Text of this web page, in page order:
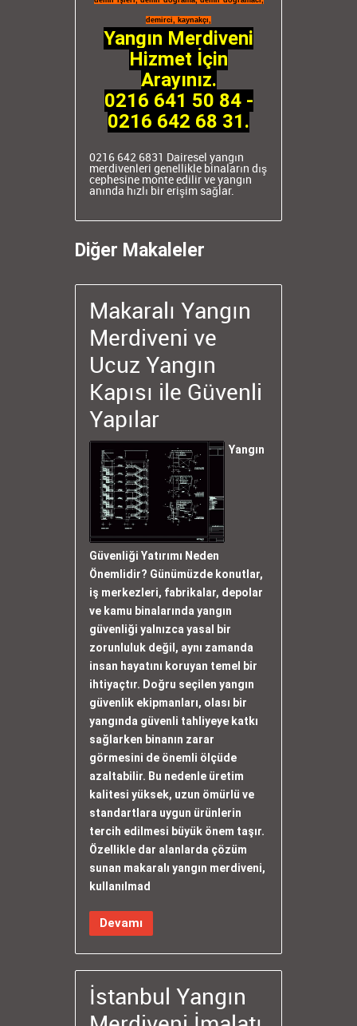
demirci, kaynakçı,
Yangın Merdiveni
Hizmet İçin
Arayınız.
0216 641 50 84 -
0216 642 68 31.
0216 642 6831 Dairesel yangın
merdivenleri genellikle binaların dış
cephesine monte edilir ve yangın
anında hızlı bir erişim sağlar.
Diğer Makaleler
Makaralı Yangın
Merdiveni ve
Ucuz Yangın
Kapısı ile Güvenli
Yapılar
Yangın
Güvenliği Yatırımı Neden
Önemlidir? Günümüzde konutlar,
iş merkezleri, fabrikalar, depolar
ve kamu binalarında yangın
güvenliği yalnızca yasal bir
zorunluluk değil, aynı zamanda
insan hayatını koruyan temel bir
ihtiyaçtır. Doğru seçilen yangın
güvenlik ekipmanları, olası bir
yangında güvenli tahliyeye katkı
sağlarken binanın zarar
görmesini de önemli ölçüde
azaltabilir. Bu nedenle üretim
kalitesi yüksek, uzun ömürlü ve
standartlara uygun ürünlerin
tercih edilmesi büyük önem taşır.
Özellikle dar alanlarda çözüm
sunan makaralı yangın merdiveni,
kullanılmad
Devamı
İstanbul Yangın